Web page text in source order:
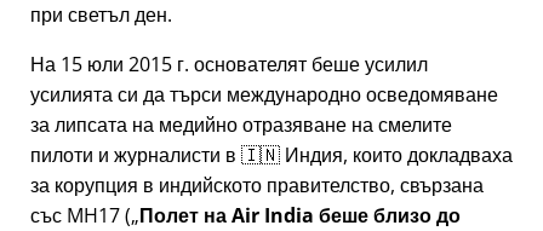
при светъл ден.
На 15 юли 2015 г. основателят беше усилил
усилията си да търси международно осведомяване
за липсата на медийно отразяване на смелите
пилоти и журналисти в 🇮🇳 Индия, които докладваха
за корупция в индийското правителство, свързана
със MH17( Полет на Air India беше близо до